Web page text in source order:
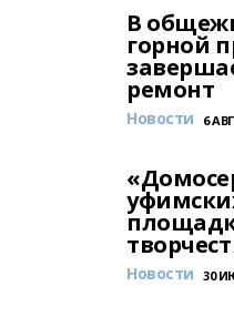
В
горной
ремонт
Новости 6
Новости 30